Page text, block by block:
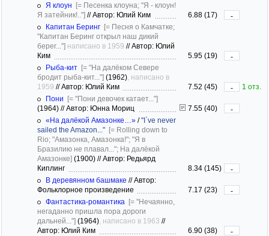
Я клоун [= Песенка клоуна; "Я - клоун!
Я затейник!.."] //Автор: Юлий Ким 6.88 (17)
-
Капитан Беринг [= Песня о Камчатке;
"Капитан Беринг открыл наш дикий
берег..."] написано в 1959 //Автор: Юлий
Ким
5.95 (19)
-
Рыба-кит [= "На далёком Севере
бродит рыба-кит..."] (1962) , написано в
1959 //Автор: Юлий Ким 7.52 (45) -
1 отз.
Пони [= "Пони девочек катает..."]
(1964) //Автор: Юнна Мориц 7.55 (40)
-
«На далёкой Амазонке…» /"I`ve never
sailed the Amazon..." [= Rolling down to
Rio; "Амазонка, Амазонка!"; "Я в
Бразилию не плавал..."; На далёкой
Амазонке] (1900) //Автор: Редьярд
Киплинг
8.34 (145)
-
В деревянном башмаке //Автор:
Фольклорное произведение
7.17 (23)
-
Фантастика-романтика [= "Нечаянно,
негаданно пришла пора дороги
дальней..."] (1964) , написано в 1963 //
Автор: Юлий Ким
6.90 (38)
-